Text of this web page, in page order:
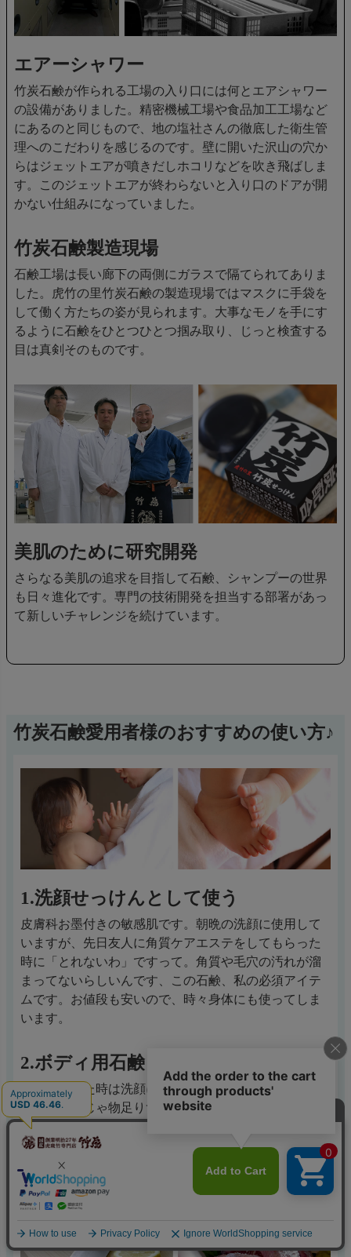
エアーシャワー
竹炭石鹸が作られる工場の入り口には何とエアシャワー
の設備がありました。精密機械工場や食品加工工場など
にあるのと同じもので、地の塩社さんの徹底した衛生管
理へのこだわりを感じるのです。壁に開いた沢山の穴か
らはジェットエアが噴きだしホコリなどを吹き飛ばしま
す。このジェットエアが終わらないと入り口のドアが開
かない仕組みになっていました。
竹炭石鹸製造現場
石鹸工場は長い廊下の両側にガラスで隔てられてありま
した。虎竹の里竹炭石鹸の製造現場ではマスクに手袋を
して働く方たちの姿が見られます。大事なモノを手にす
るように石鹸をひとつひとつ掴み取り、じっと検査する
目は真剣そのものです。
美肌のために研究開発
さらなる美肌の追求を目指して石鹸、シャンプーの世界
も日々進化です。専門の技術開発を担当する部署があっ
て新しいチャレンジを続けています。
竹炭石鹸愛用者様のおすすめの使い方♪
1.洗顔せっけんとして使う
皮膚科お墨付きの敏感肌です。朝晩の洗顔に使用して
いますが、先日友人に角質ケアエステをしてもらった
時に「とれないわ」ですって。角質や毛穴の汚れが溜
まってないらしいんです、この石鹸、私の必須アイテ
ムです。お値段も安いので、時々身体にも使ってしま
います。
2.ボディ用石鹸として使う
初めて買った時は洗顔に使っていましたがあまりの良
さに顔だけじゃ物足りず、全身に使っています。肌の
弱い息子にも使っています。あせもができ易く、いつ
も掻いていて肌荒れがひどかったのですが、今は綺麗
な肌で本人も気に入っているみたいです。